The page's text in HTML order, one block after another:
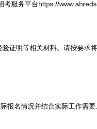
服务平台https://
证明等相关材料。请按要求
名情况并结合实际工作需要